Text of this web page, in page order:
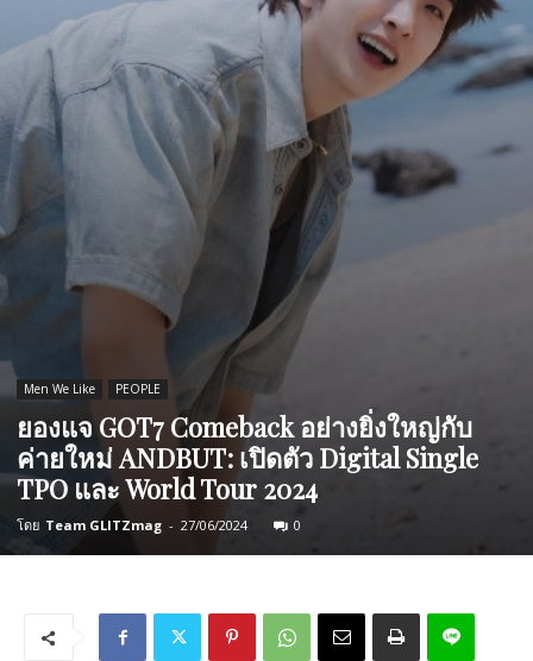
Men We Like PEOPLE
ยองแจ GOT7 Comeback อย่างยิ่งใหญ่กับ
ค่ายใหม่ ANDBUT: เปิดตัว Digital Single
TPO และ World Tour 2024
โดย Team GLITZmag - 27/06/2024 0